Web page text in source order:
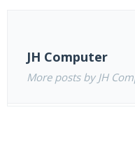
JH Computer
More posts by JH